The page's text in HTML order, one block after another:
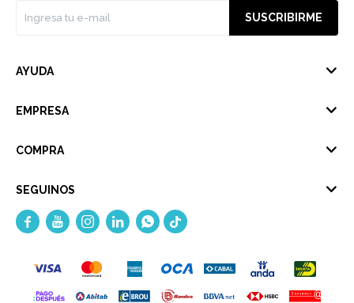
SUSCRIBIRME
AYUDA
EMPRESA
COMPRA
SEGUINOS
    